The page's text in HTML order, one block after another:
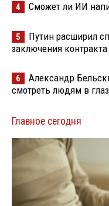
4 Сможет ли ИИ
5
Путин расширил
заключения
6
Александр
смотреть людям в
Главное сегодня